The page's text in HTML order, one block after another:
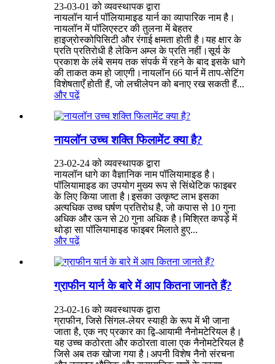
23-03-01 को व्यवस्थापक द्वारा
नायलॉन यार्न पॉलियामाइड यार्न का व्यापारिक नाम है।
नायलॉन में पॉलिएस्टर की तुलना में बेहतर
हाइज्रोस्कोपिसिटी और रंगाई क्षमता होती है।यह क्षार के
प्रति प्रतिरोधी है लेकिन अम्ल के प्रति नहीं।सूर्य के
प्रकाश के लंबे समय तक संपर्क में रहने के बाद इसके धागे
की ताकत कम हो जाएगी।नायलॉन 66 यार्न में ताप-सेटिंग
विशेषताएँ होती हैं, जो लचीलेपन को बनाए रख सकती हैं...
और पढ़ें
नायलॉन उच्च शक्ति फिलामेंट क्या है?
23-02-24 को व्यवस्थापक द्वारा
नायलॉन धागे का वैज्ञानिक नाम पॉलियामाइड है।
पॉलियामाइड का उपयोग मुख्य रूप से सिंथेटिक फाइबर
के लिए किया जाता है।इसका उत्कृष्ट लाभ इसका
अत्यधिक उच्च घर्षण प्रतिरोध है, जो कपास से 10 गुना
अधिक और ऊन से 20 गुना अधिक है।मिश्रित कपड़े में
थोड़ा सा पॉलियामाइड फाइबर मिलाते हुए...
और पढ़ें
ग्राफीन यार्न के बारे में आप कितना जानते हैं?
23-02-16 को व्यवस्थापक द्वारा
ग्राफीन, जिसे सिंगल-लेयर स्याही के रूप में भी जाना
जाता है, एक नए प्रकार का द्वि-आयामी नैनोमटेरियल है।
यह उच्च कठोरता और कठोरता वाला एक नैनोमटेरियल है
जिसे अब तक खोजा गया है।अपनी विशेष नैनो संरचना